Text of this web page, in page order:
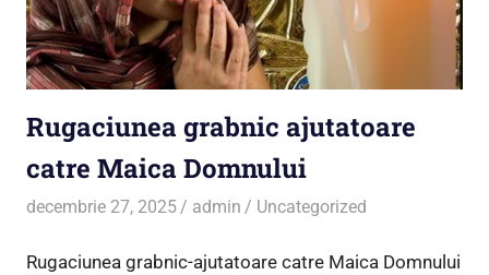
Rugaciunea grabnic ajutatoare
catre Maica Domnului
decembrie 27, 2025 admin Uncategorized
Rugaciunea grabnic-ajutatoare catre Maica Domnului